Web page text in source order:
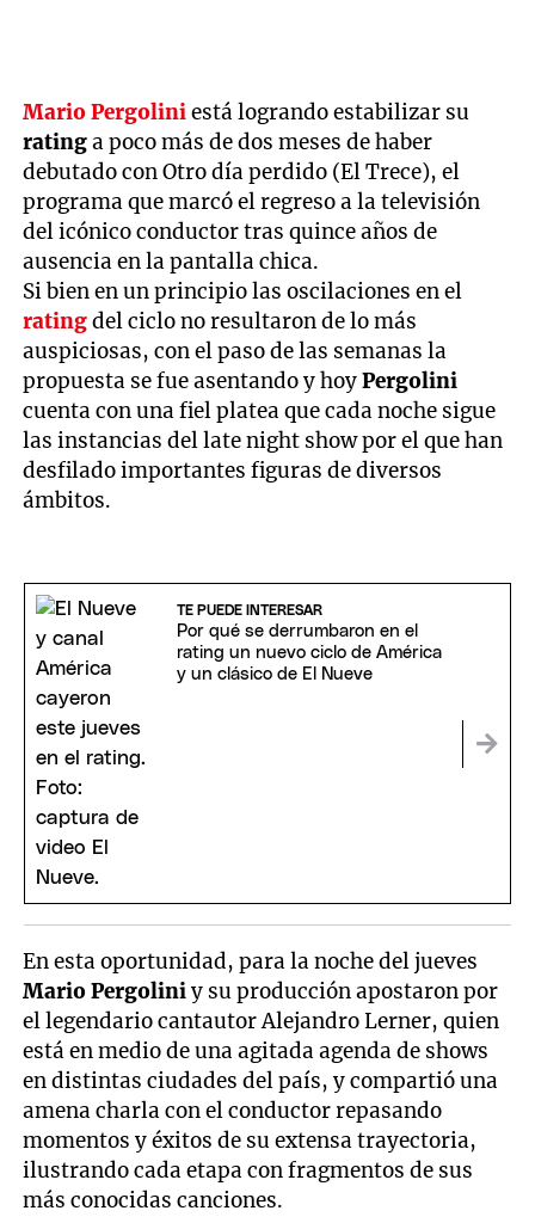
Mario Pergoliniestá logrando estabilizar su
ratinga poco más de dos meses de haber
debutado con Otro día perdido (El Trece), el
programa que marcó el regreso a la televisión
del icónico conductor tras quince años de
ausencia en la pantalla chica.
Si bien en un principio las oscilaciones en el
ratingdel ciclo no resultaron de lo más
auspiciosas, con el paso de las semanas la
propuesta se fue asentando y hoyPergolini
cuenta con una fiel platea que cada noche sigue
las instancias del late night show por el que han
desfilado importantes figuras de diversos
ámbitos.
TE PUEDE INTERESAR
Por qué se derrumbaron en el
rating un nuevo ciclo de América
y un clásico de El Nueve
En esta oportunidad, para la noche del jueves
Mario Pergoliniy su producción apostaron por
el legendario cantautor Alejandro Lerner, quien
está en medio de una agitada agenda de shows
en distintas ciudades del país, y compartió una
amena charla con el conductor repasando
momentos y éxitos de su extensa trayectoria,
ilustrando cada etapa con fragmentos de sus
más conocidas canciones.